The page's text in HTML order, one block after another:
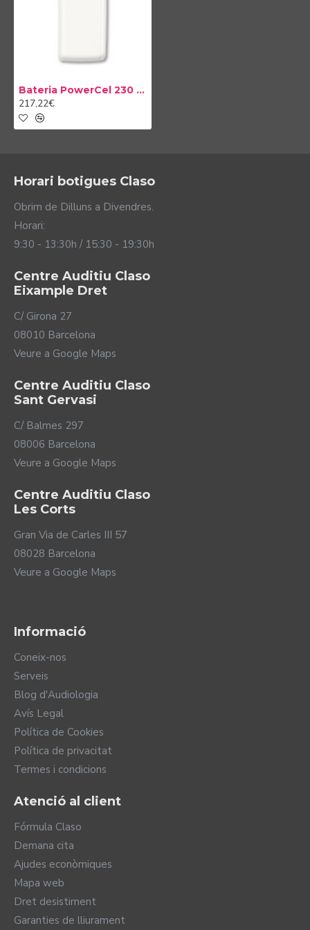
Bateria PowerCel 230 Naída CI
217,22€
Horari botigues Claso
Obrim de Dilluns a Divendres.
Horari:
9:30 - 13:30h / 15:30 - 19:30h
Centre Auditiu Claso
Eixample Dret
C/ Girona 27
08010 Barcelona
Veure a Google Maps
Centre Auditiu Claso
Sant Gervasi
C/ Balmes 297
08006 Barcelona
Veure a Google Maps
Centre Auditiu Claso
Les Corts
Gran Via de Carles III 57
08028 Barcelona
Veure a Google Maps
Informació
Coneix-nos
Serveis
Blog d'Audiologia
Avís Legal
Política de Cookies
Política de privacitat
Termes i condicions
Atenció al client
Fórmula Claso
Demana cita
Ajudes econòmiques
Mapa web
Dret desistiment
Garanties de lliurament